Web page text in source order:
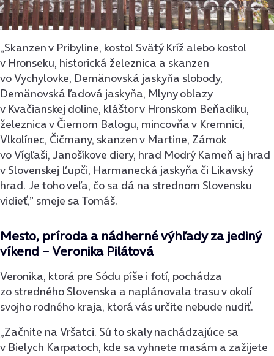
„Skanzen v Pribyline, kostol Svätý Kríž alebo kostol
v Hronseku, historická železnica a skanzen
vo Vychylovke, Demänovská jaskyňa slobody,
Demänovská ľadová jaskyňa, Mlyny oblazy
v Kvačianskej doline, kláštor v Hronskom Beňadiku,
železnica v Čiernom Balogu, mincovňa v Kremnici,
Vlkolínec, Čičmany, skanzen v Martine, Zámok
vo Vígľaši, Janošíkove diery, hrad Modrý Kameň aj hrad
v Slovenskej Ľupči, Harmanecká jaskyňa či Likavský
hrad. Je toho veľa, čo sa dá na strednom Slovensku
vidieť,” smeje sa Tomáš.
Mesto, príroda a nádherné výhľady za jediný
víkend – Veronika Pilátová
Veronika, ktorá pre Sódu píše i fotí, pochádza
zo stredného Slovenska a naplánovala trasu v okolí
svojho rodného kraja, ktorá vás určite nebude nudiť.
„Začnite na Vršatci. Sú to skaly nachádzajúce sa
v Bielych Karpatoch, kde sa vyhnete masám a zažijete